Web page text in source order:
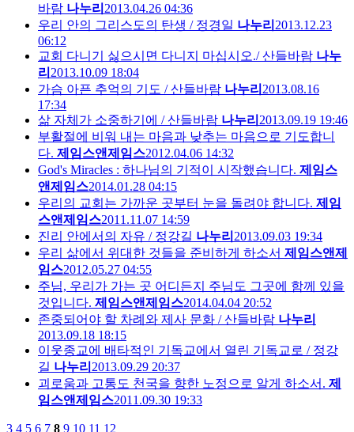
바람 나누리 2013.04.26 04:36
우리 안의 그리스도의 탄생 / 정경일 나누리 2013.12.23
06:12
교회 다니기 싫으시면 다니지 마십시오./ 산들바람 나누
리 2013.10.09 18:04
가슴 아픈 추억의 기도 / 산들바람 나누리 2013.08.16
17:34
삶 자체가 소중하기에 / 산들바람 나누리 2013.09.19 19:46
부활절에 비워 내는 마음과 낮추는 마음으로 기도합니
다. 제임스앤제임스2012.04.06 14:32
God's Miracles : 하나님의 기적이 시작했습니다. 제임스
앤제임스2014.01.28 04:15
우리의 교회는 가까운 곳부터 눈을 돌려야 합니다. 제임
스앤제임스2011.11.07 14:59
진리 안에서의 자유 / 정강길 나누리 2013.09.03 19:34
우리 삶에서 위대한 것들을 준비하게 하소서 제임스앤제
임스2012.05.27 04:55
주님, 우리가 가는 곳 어디든지 주님도 그곳에 함께 있을
것입니다. 제임스앤제임스2014.04.04 20:52
존중되어야 할 차례와 제사 문화 / 산들바람 나누리
2013.09.18 18:15
이웃종교에 배타적인 기독교에서 열린 기독교로 / 정강
길 나누리 2013.09.29 20:37
괴로움과 고통도 천국을 향한 노정으로 알게 하소서. 제
임스앤제임스2011.09.30 19:33
3 4 5 6 7 8 9 10 11 12